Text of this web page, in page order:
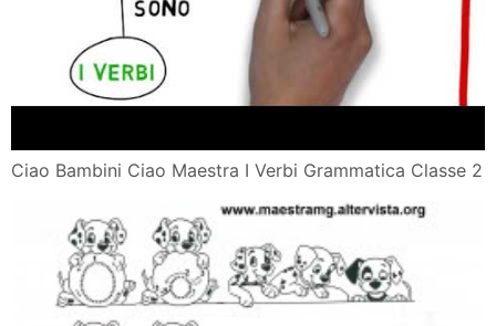
Ciao Bambini Ciao Maestra I Verbi Grammatica Classe 2